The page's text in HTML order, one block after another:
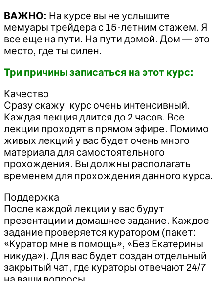
ВАЖНО: На курсе вы не услышите
мемуары трейдера с 15-летним стажем. Я
все еще на пути. На пути домой. Дом — это
место, где ты силен.
Три причины записаться на этот курс:
Качество
Сразу скажу: курс очень интенсивный.
Каждая лекция длится до 2 часов. Все
лекции проходят в прямом эфире. Помимо
живых лекций у вас будет очень много
материала для самостоятельного
прохождения. Вы должны располагать
временем для прохождения данного курса.
Поддержка
После каждой лекции у вас будут
презентации и домашнее задание. Каждое
задание проверяется куратором (пакет:
«Куратор мне в помощь», «Без Екатерины
никуда»). Для вас будет создан отдельный
закрытый чат, где кураторы отвечают 24/7